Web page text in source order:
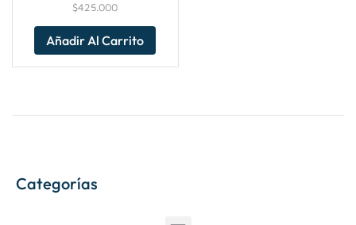
$425.000
Añadir Al Carrito
Categorías